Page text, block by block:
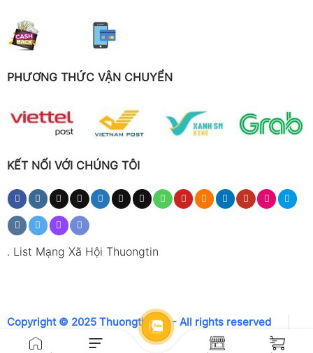
PHƯƠNG THỨC VẬN CHUYỂN
KẾT NỐI VỚI CHÚNG TÔI
. List Mạng Xã Hội Thuongtin
Copyright © 2025 Thuongtin.net - All rights reserved